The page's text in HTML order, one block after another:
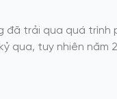
đã trải qua quá trình
qua, tuy nhiên năm